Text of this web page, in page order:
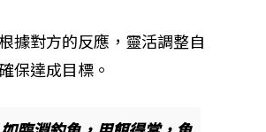
據對方的反應，靈活調整自
保達成目標。